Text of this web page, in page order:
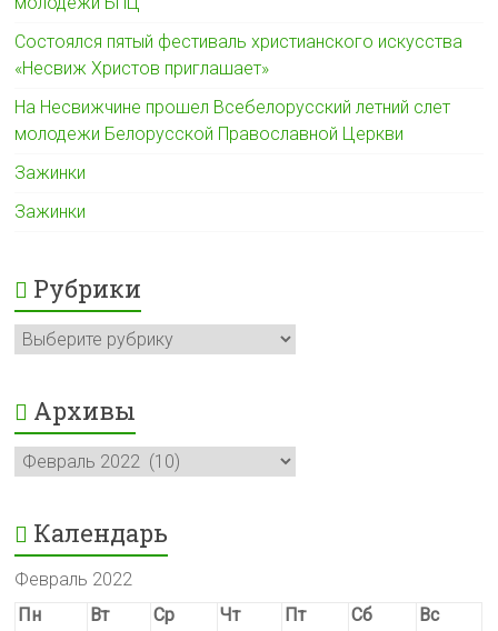
Состоялся пятый фестиваль христианского искусства
«Несвиж Христов приглашает»
На Несвижчине прошел Всебелорусский летний слет
молодежи Белорусской Православной Церкви
Зажинки
Зажинки
Рубрики
Рубрики
Архивы
Архивы
Календарь
Февраль 2022
Пн
Вт Ср Чт Пт Сб
Вс